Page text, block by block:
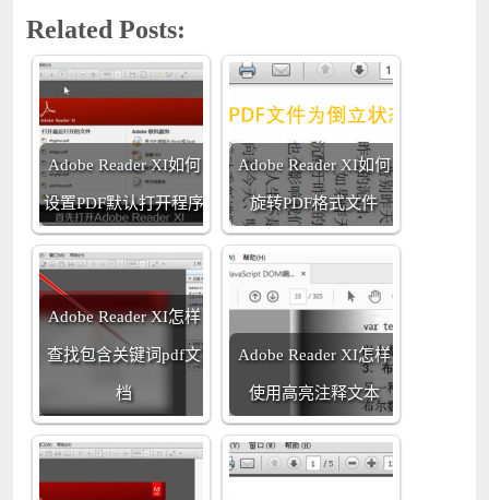
Related Posts:
Adobe Reader XI如何
设置PDF默认打开程序
Adobe Reader XI如何
旋转PDF格式文件
Adobe Reader XI怎样
查找包含关键词pdf文
档
Adobe Reader XI怎样
使用高亮注释文本